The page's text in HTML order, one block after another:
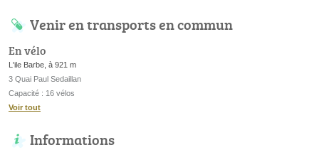
Venir en transports en commun
En vélo
L'ile Barbe, à 921 m
3 Quai Paul Sedaillan
Capacité : 16 vélos
Voir tout
Informations